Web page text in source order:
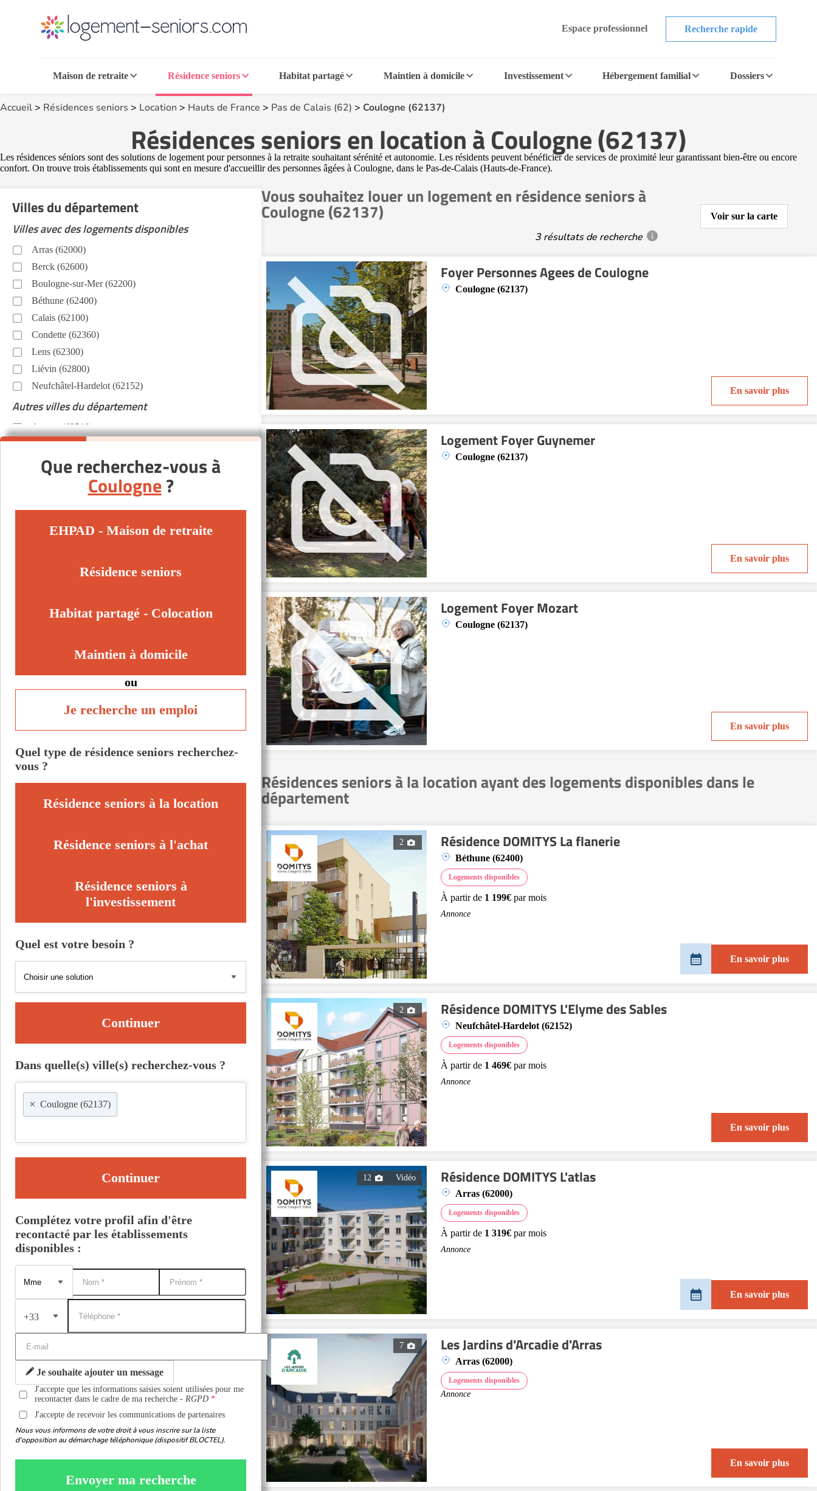
Espace professionnel Recherche rapide
Maison de retraite Résidence seniors Habitat partagé Maintien à domicile Investissement Hébergement familial Dossiers
Accueil> Résidences seniors > Location > Hauts de France > Pas de Calais (62) > Coulogne (62137)
Résidences seniors en location à Coulogne (62137)
Les résidences séniors sont des solutions de logement pour personnes à la retraite souhaitant sérénité et autonomie. Les résidents peuvent bénéficier de services de proximité leur garantissant bien-être ou encore
confort. On trouve trois établissements qui sont en mesure d'accueillir des personnes âgées à Coulogne, dans le Pas-de-Calais (Hauts-de-France).
Vous souhaitez louer un logement en résidence seniors à
Coulogne (62137)
3 résultats de recherche
Voir sur la carte
Foyer Personnes Agees de Coulogne
Coulogne (62137)
En savoir plus
Logement Foyer Guynemer
Coulogne (62137)
En savoir plus
Logement Foyer Mozart
Coulogne (62137)
En savoir plus
Résidences seniors à la location ayant des logements disponibles dans le
département
2 Résidence DOMITYS La flanerie
Béthune (62400)
Logements disponibles
À partir de 1 199€ par mois
Annonce
En savoir plus
2 Résidence DOMITYS L'Elyme des Sables
Neufchâtel-Hardelot (62152)
Logements disponibles
À partir de 1 469€ par mois
Annonce
En savoir plus
12 Vidéo Résidence DOMITYS L'atlas
Arras (62000)
Logements disponibles
À partir de 1 319€ par mois
Annonce
En savoir plus
7 Les Jardins d'Arcadie d'Arras
Arras (62000)
Logements disponibles
Annonce
En savoir plus
Villes du département
Villes avec des logements disponibles
Arras (62000)
Berck (62600)
Boulogne-sur-Mer (62200)
Béthune (62400)
Calais (62100)
Condette (62360)
Lens (62300)
Liévin (62800)
Neufchâtel-Hardelot (62152)
Autres villes du département
Arques (62510)
Barlin (62620)
Bruay-la-Buissière (62700)
Bully-les-Mines (62160)
Divion (62460)
Frévent (62270)
Que recherchez-vous à
Coulogne?
EHPAD - Maison de retraite
Résidence seniors
Habitat partagé - Colocation
Maintien à domicile
ou
Je recherche un emploi
Quel type de résidence seniors recherchez-
vous ?
Résidence seniors à la location
Résidence seniors à l'achat
Résidence seniors à
l'investissement
Quel est votre besoin ?
Continuer
Dans quelle(s) ville(s) recherchez-vous ?
× Coulogne (62137)
Continuer
Complétez votre profil afin d'être
recontacté par les établissements
disponibles :
+33
Je souhaite ajouter un message
J'accepte que les informations saisies soient utilisées pour me
recontacter dans le cadre de ma recherche -RGPD
J'accepte de recevoir les communications de partenaires
Nous vous informons de votre droit à vous inscrire sur la liste
d'opposition au démarchage téléphonique (dispositif BLOCTEL).
Envoyer ma recherche